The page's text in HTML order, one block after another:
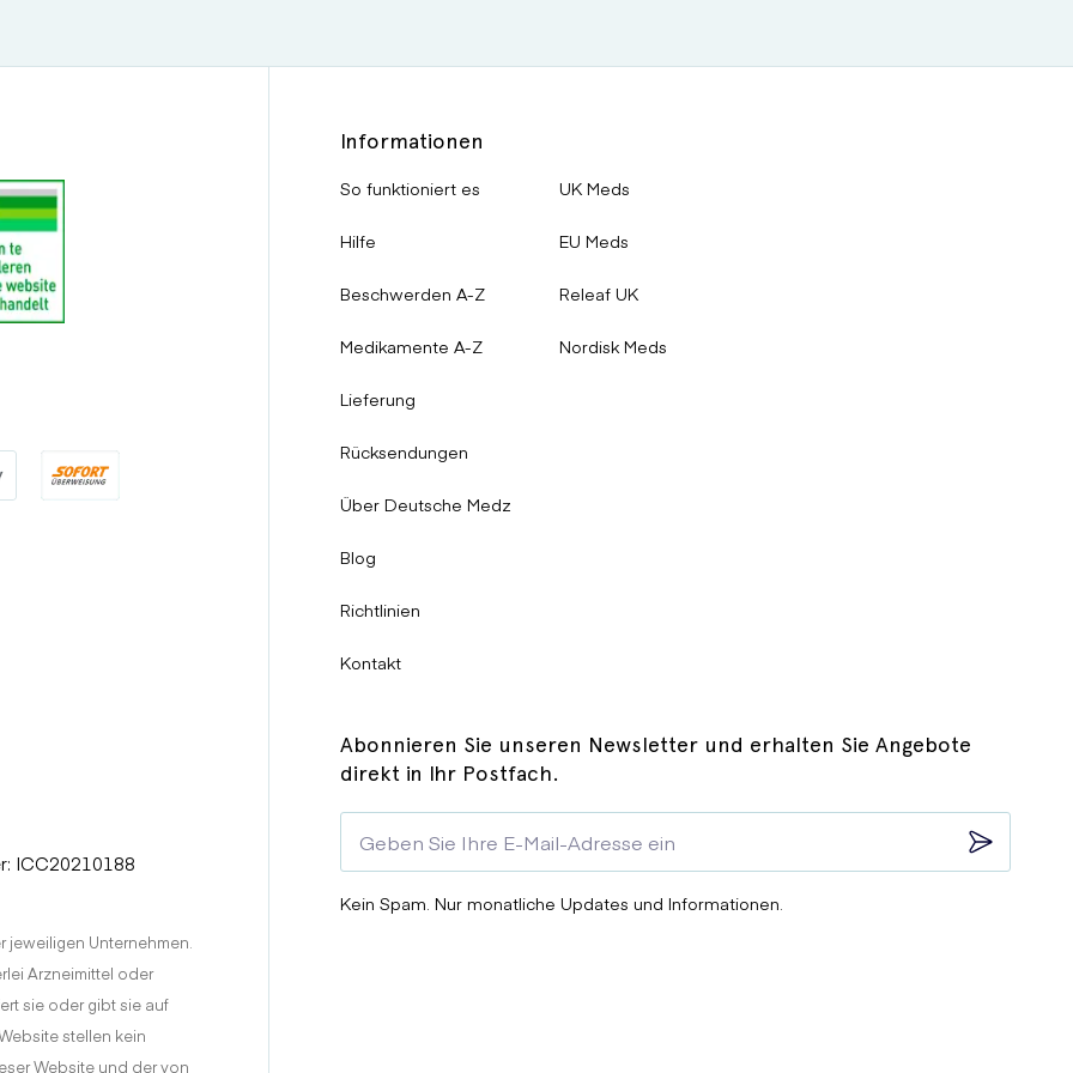
von denen Sie meinen, dass sie von Ihrer Einnahme des Medikaments ausgelöst wurden.
anderer Wirkstoffe des Medikamentes allergisch sind.
bevor Sie Champix einnehmen.
Risiko von Gemütsstörungen oder Verhaltensveränderungen erhöhen.
werden, es sei denn Ihr Arzt ist der Ansicht, dass der Nutzen größer für Sie ist, als das Risiko von Nebenwirkungen.
feststellen.
sollten.
einnehmen, bevor Sie mit der Therapie mit Champix beginnen. Ihr Arzt wird Ihnen mitteilen, welche Medikamente eine
ICC20210188
Unternehmen.
Arzneimittel oder
sie oder gibt sie auf
stellen kein
Website und der von
Informationen
So funktioniert es
Hilfe
Beschwerden A-Z
Medikamente A-Z
Lieferung
Rücksendungen
Über Deutsche Medz
Blog
Richtlinien
Kontakt
UK Meds
EU Meds
Releaf UK
Nordisk Meds
Abonnieren Sie unseren Newsletter und erhalten Sie Angebote
direkt in Ihr Postfach.
Kein Spam. Nur monatliche Updates und Informationen.